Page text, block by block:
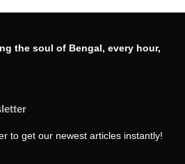
the soul of Bengal, every hour,
to get our newest articles instantly!